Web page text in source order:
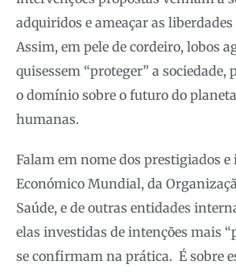
adquiridos e ameaçar as
Assim, em pele de cordeiro, lobos
quisessem “proteger” a
o domínio sobre o futuro do
humanas.
Falam em nome dos prestigiados
Económico Mundial, da
Saúde, e de outras entidades
elas investidas de intenções mais
se confirmam na prática. É sobre